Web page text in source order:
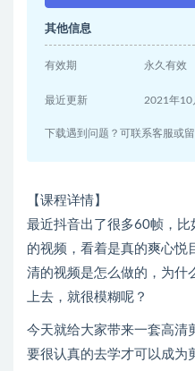
其他信息
有效期 永久有效
最近更新 2021年10
下载遇到问题？可联系客服或
【课程详情】
最近抖音出了很多60帧，
的视频，看着是真的爽心悦
清的视频是怎么做的，为什
上去，就很模糊呢？
今天就给大家带来一套高清
要很认真的去学才可以成为